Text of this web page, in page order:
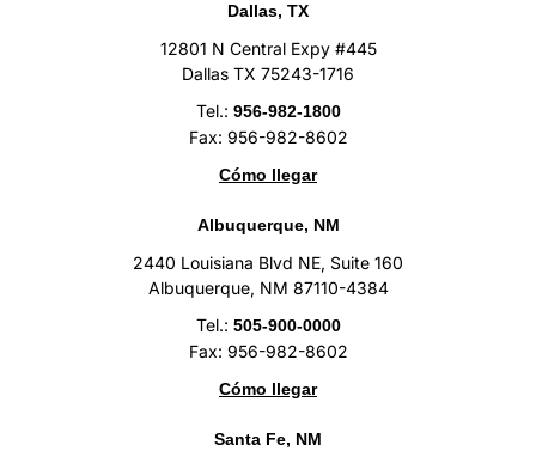
Dallas, TX
12801 N Central Expy #445
Dallas TX 75243-1716
Tel.: 956-982-1800
Fax: 956-982-8602
Cómo llegar
Albuquerque, NM
2440 Louisiana Blvd NE, Suite 160
Albuquerque, NM 87110-4384
Tel.: 505-900-0000
Fax: 956-982-8602
Cómo llegar
Santa Fe, NM